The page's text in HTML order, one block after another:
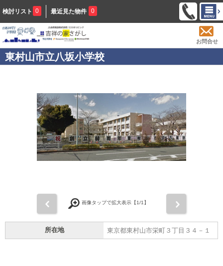
検討リスト 0 最近見た物件 0
お問合せ
東村山市立八坂小学校
画像タップで拡大表示【1/1】
所在地 東京都東村山市栄町３丁目３４－１